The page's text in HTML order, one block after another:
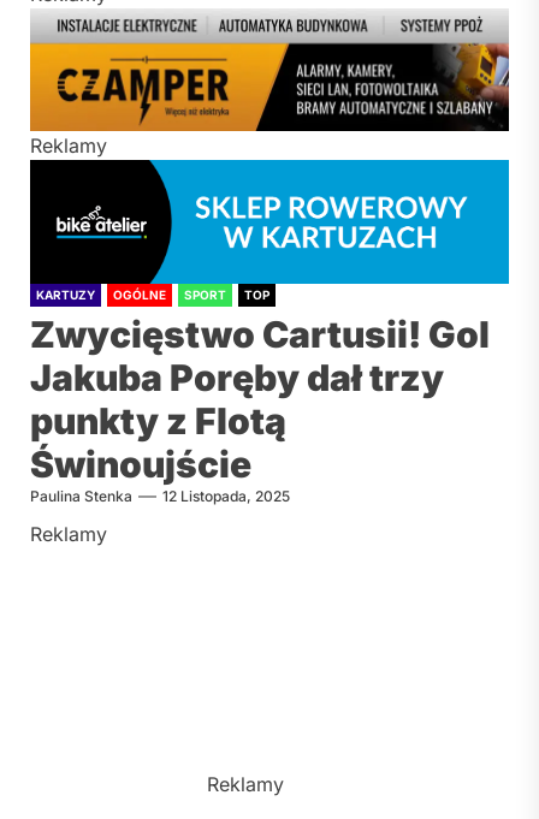
Reklamy
KARTUZY OGÓLNE SPORT TOP
Zwycięstwo Cartusii! Gol
Jakuba Poręby dał trzy
punkty z Flotą
Świnoujście
Paulina Stenka 12 Listopada, 2025
Reklamy
Reklamy